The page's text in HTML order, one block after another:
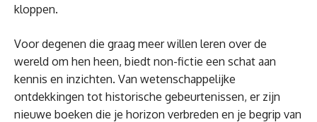
kloppen.
Voor degenen die graag meer willen leren over de
wereld om hen heen, biedt non-fictie een schat aan
kennis en inzichten. Van wetenschappelijke
ontdekkingen tot historische gebeurtenissen, er zijn
nieuwe boeken die je horizon verbreden en je begrip van